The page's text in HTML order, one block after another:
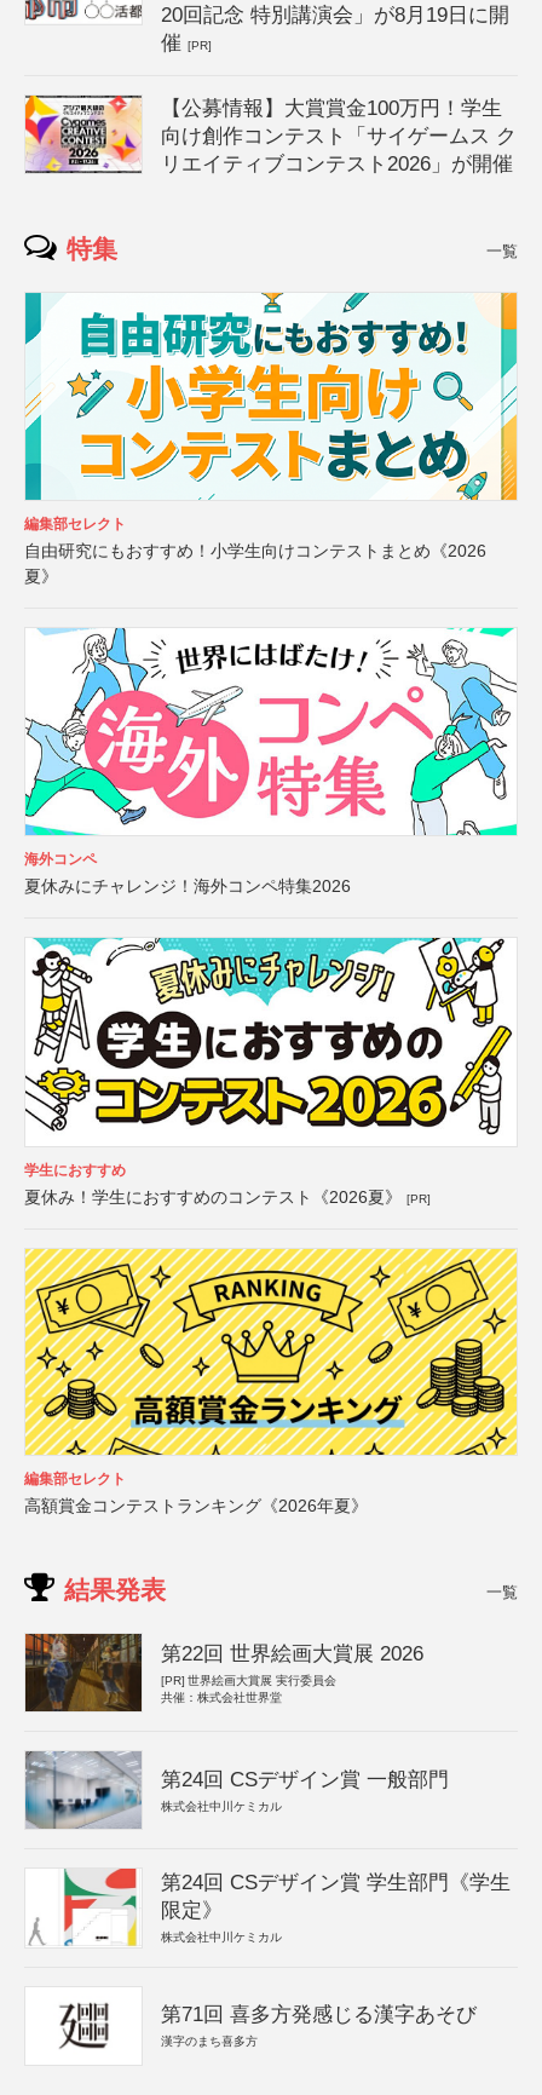
20回記念 特別講演会」が8月19日に開
催[PR]
【公募情報】大賞賞金100万円！学生
向け創作コンテスト「サイゲームス ク
リエイティブコンテスト2026」が開催
特集 一覧
編集部セレクト
自由研究にもおすすめ！小学生向けコンテストまとめ《2026
夏》
海外コンペ
夏休みにチャレンジ！海外コンペ特集2026
学生におすすめ
夏休み！学生におすすめのコンテスト《2026夏》 [PR]
編集部セレクト
高額賞金コンテストランキング《2026年夏》
結果発表 一覧
第22回 世界絵画大賞展 2026
[PR] 世界絵画大賞展 実行委員会
共催：株式会社世界堂
第24回 CSデザイン賞 一般部門
株式会社中川ケミカル
第24回 CSデザイン賞 学生部門《学生
限定》
株式会社中川ケミカル
第71回 喜多方発感じる漢字あそび
漢字のまち喜多方